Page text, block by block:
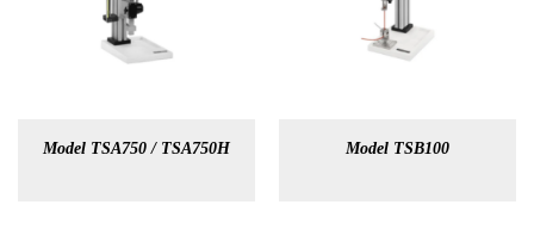
Model TSA750 / TSA750H Model TSB100